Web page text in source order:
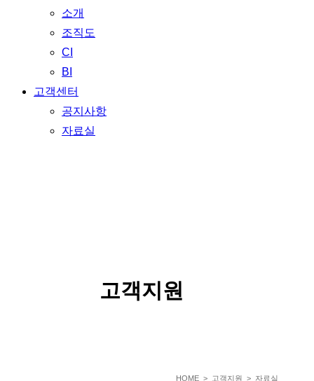
소개
조직도
CI
BI
고객센터
공지사항
자료실
고객지원
HOME> 고객지원 > 자료실